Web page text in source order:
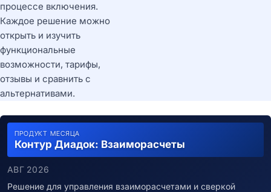
процессе включения.
Каждое решение можно
открыть и изучить
функциональные
возможности, тарифы,
отзывы и сравнить с
альтернативами.
ПРОДУКТ МЕСЯЦА
Контур Диадок: Взаиморасчеты
АВГ 2026
Решение для управления взаиморасчетами и сверкой